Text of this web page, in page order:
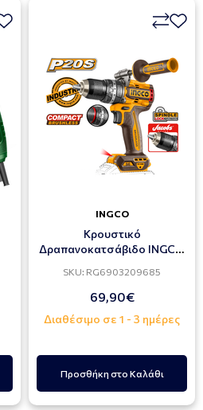
INGCO
Κρουστικό
Δραπανοκατσάβιδο INGCO
SKU: RG6903209685
69,90€
Διαθέσιμο σε 1 - 3 ημέρες
Προσθήκη στο Καλάθι